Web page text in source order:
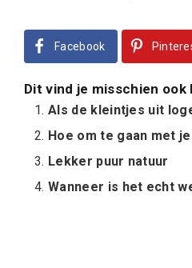
Facebook
Dit vind je misschien ook
Als de kleintjes uit
Hoe om te gaan met je
Lekker puur natuur
Wanneer is het echt